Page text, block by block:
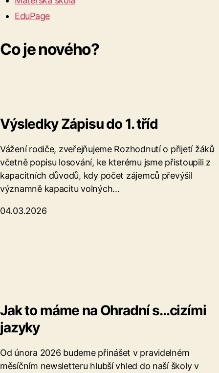
EduPage
Co je nového?
Výsledky Zápisu do 1. tříd
Vážení rodiče, zveřejňujeme Rozhodnutí o přijetí žáků
včetně popisu losování, ke kterému jsme přistoupili z
kapacitních důvodů, kdy počet zájemců převýšil
významně kapacitu volných...
04.03.2026
Jak to máme na Ohradní s...cizími
jazyky
Od února 2026 budeme přinášet v pravidelném
měsíčním newsletteru hlubší vhled do naší školy v